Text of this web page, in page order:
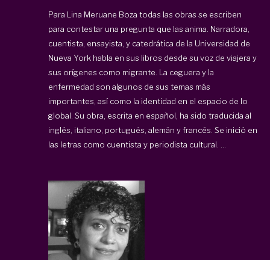
Para Lina Meruane Boza todas las obras se escriben
para contestar una pregunta que las anima. Narradora,
cuentista, ensayista, y catedrática de la Universidad de
Nueva York habla en sus libros desde su voz de viajera y
sus orígenes como migrante. La ceguera y la
enfermedad son algunos de sus temas más
importantes, así como la identidad en el espacio de lo
global. Su obra, escrita en español, ha sido traducida al
inglés, italiano, portugués, alemán y francés. Se inició en
las letras como cuentista y periodista cultural. ...